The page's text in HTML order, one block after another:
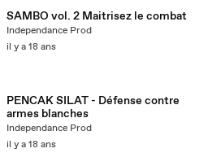
SAMBO vol. 2 Maitrisez le combat
Independance Prod
il y a 18 ans
PENCAK SILAT - Défense contre
armes blanches
Independance Prod
il y a 18 ans